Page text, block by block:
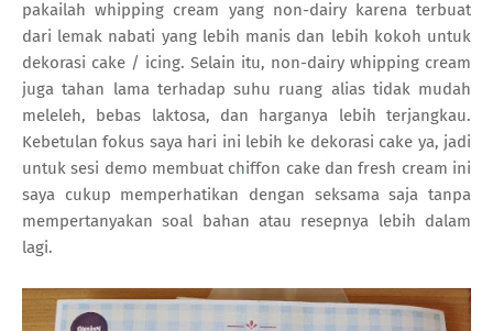
pakailah whipping cream yang non-dairy karena terbuat
dari lemak nabati yang lebih manis dan lebih kokoh untuk
dekorasi cake / icing. Selain itu, non-dairy whipping cream
juga tahan lama terhadap suhu ruang alias tidak mudah
meleleh, bebas laktosa, dan harganya lebih terjangkau.
Kebetulan fokus saya hari ini lebih ke dekorasi cake ya, jadi
untuk sesi demo membuat chiffon cake dan fresh cream ini
saya cukup memperhatikan dengan seksama saja tanpa
mempertanyakan soal bahan atau resepnya lebih dalam
lagi.